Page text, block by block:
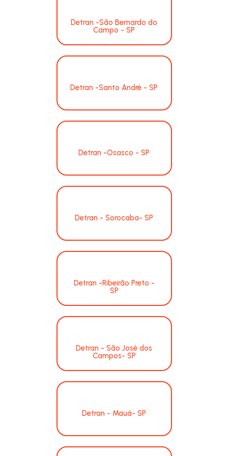
Detran -São Bernardo do
Campo - SP
Detran -Santo André - SP
Detran -Osasco - SP
Detran - Sorocaba- SP
Detran -Ribeirão Preto -
SP
Detran - São José dos
Campos- SP
Detran - Mauá- SP